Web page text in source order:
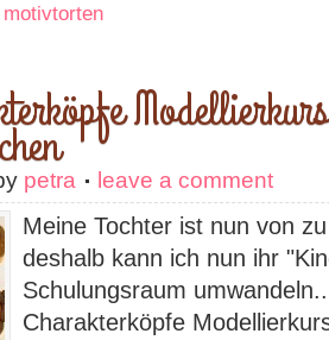
petra leave a comment
Meine Tochter ist nun von
deshalb kann ich nun ihr
Schulungsraum
Charakterköpfe